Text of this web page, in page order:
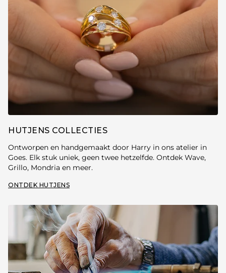
HUTJENS COLLECTIES
Ontworpen en handgemaakt door Harry in ons atelier in
Goes. Elk stuk uniek, geen twee hetzelfde. Ontdek Wave,
Grillo, Mondria en meer.
ONTDEK HUTJENS